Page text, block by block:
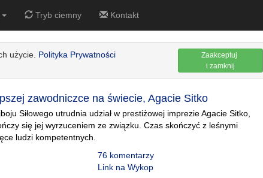
Tryb ciemny Kontakt
użycie. Polityka Prywatności
Zaakceptuj
i zamknij
zawodniczce na świecie, Agacie Sitko
Siłowego utrudnia udział w prestiżowej imprezie Agacie Sitko,
się jej wyrzuceniem ze związku. Czas skończyć z leśnymi
ludzi kompetentnych.
76 komentarzy
Link na Wykop